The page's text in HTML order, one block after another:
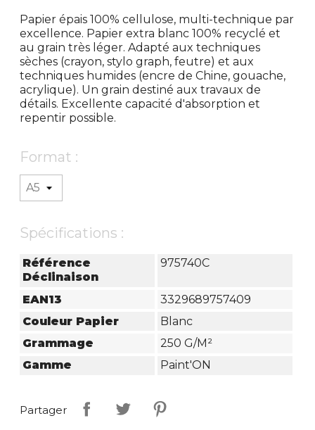
Papier épais 100% cellulose, multi-technique par
excellence. Papier extra blanc 100% recyclé et
au grain très léger. Adapté aux techniques
sèches (crayon, stylo graph, feutre) et aux
techniques humides (encre de Chine, gouache,
acrylique). Un grain destiné aux travaux de
détails. Excellente capacité d'absorption et
repentir possible.
Format :
Spécifications :
Référence
Déclinaison
975740C
EAN13
3329689757409
Couleur Papier
Blanc
Grammage
250 G/m²
Gamme
Paint'ON
Partager